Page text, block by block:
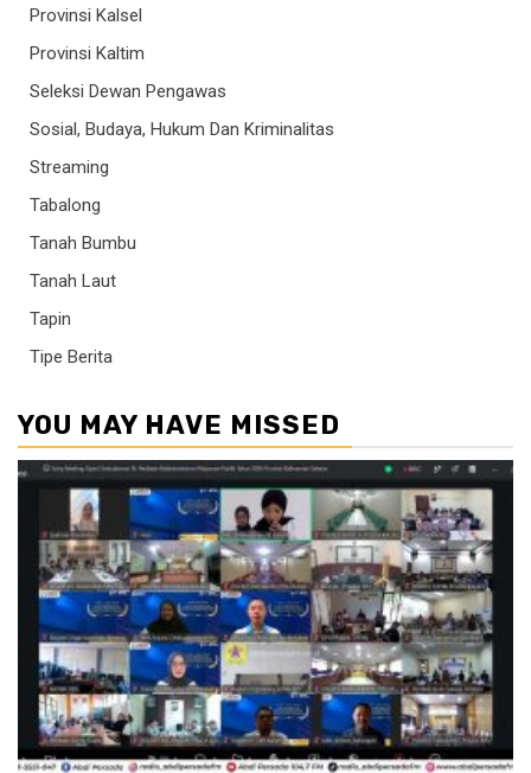
Provinsi Kalsel
Provinsi Kaltim
Seleksi Dewan Pengawas
Sosial, Budaya, Hukum Dan Kriminalitas
Streaming
Tabalong
Tanah Bumbu
Tanah Laut
Tapin
Tipe Berita
YOU MAY HAVE MISSED